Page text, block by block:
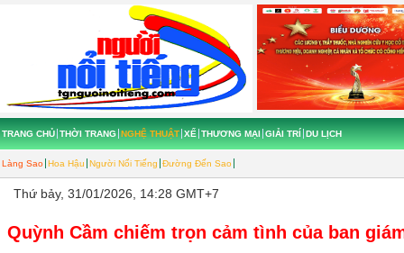
TRANG CHỦ THỜI TRANG NGHỆ THUẬT
Làng Sao Hoa Hậu Người Nổi Tiếng Đường Đến Sao
XẾ THƯƠNG MẠI GIẢI TRÍ DU LỊCH
Thứ bảy, 31/01/2026, 14:28 GMT+7
Quỳnh Cầm chiếm trọn cảm tình của ban